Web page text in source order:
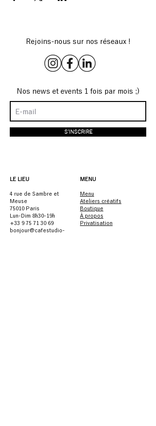
Rejoins-nous sur nos réseaux !
Nos news et events 1 fois par mois ;)
S'INSCRIRE
LE LIEU
4 rue de Sambre et
Meuse
75010 Paris
Lun-Dim 8h30-19h
+33 9 75 71 30 69
bonjour@cafestudio-
MENU
Menu
Ateliers créatifs
Boutique
À propos
Privatisation